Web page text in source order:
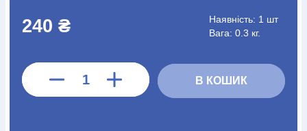
240 ₴ Наявність: 1 шт
Вага: 0.3 кг.
В КОШИК